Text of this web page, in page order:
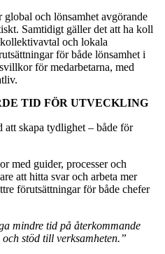
och lönsamhet avgörande
Samtidigt gäller det att ha koll
och lokala
för både lönsamhet i
för medarbetarna, med
TID FÖR UTVECKLING
att skapa tydlighet – både för
med guider, processer och
att hitta svar och arbeta mer
förutsättningar för både chefer
mindre tid på återkommande
stöd till verksamheten.”